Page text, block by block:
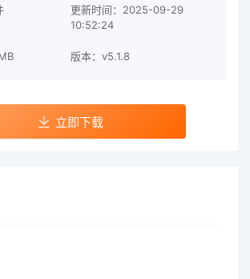
更新时间：2025-09-29
10:52:24
版本：v5.1.8
立即下载